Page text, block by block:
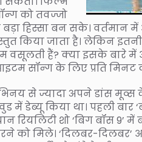
को तवज्जो
हिस्सा बन सके। वर्तमान
किया जाता है। लेकिन
वसूलती हैं? क्या इसके बारे
सॉन्ग के लिए प्रति मिनट
से ज्यादा अपने डांस मूव्स के
में डेब्यू किया था। पहली बार
रियलिटी शो ‘बिग बॉस 9’
को मिले। ‘दिलबर-दिलबर’